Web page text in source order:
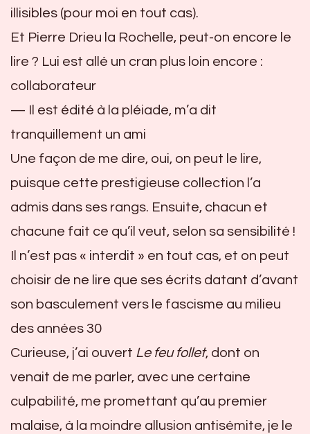
illisibles (pour moi en tout cas).
Et Pierre Drieu la Rochelle, peut-on encore le
lire ? Lui est allé un cran plus loin encore :
collaborateur
— Il est édité à la pléiade, m’a dit
tranquillement un ami
Une façon de me dire, oui, on peut le lire,
puisque cette prestigieuse collection l’a
admis dans ses rangs. Ensuite, chacun et
chacune fait ce qu’il veut, selon sa sensibilité !
Il n’est pas « interdit » en tout cas, et on peut
choisir de ne lire que ses écrits datant d’avant
son basculement vers le fascisme au milieu
des années 30
Curieuse, j’ai ouvert Le feu follet, dont on
venait de me parler, avec une certaine
culpabilité, me promettant qu’au premier
malaise, à la moindre allusion antisémite, je le